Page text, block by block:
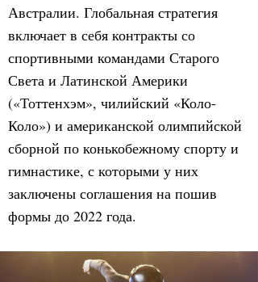
Австралии. Глобальная стратегия
включает в себя контракты со
спортивными командами Старого
Света и Латинской Америки
(«Тоттенхэм», чилийский «Коло-
Коло») и американской олимпийской
сборной по конькобежному спорту и
гимнастике, с которыми у них
заключены соглашения на пошив
формы до 2022 года.